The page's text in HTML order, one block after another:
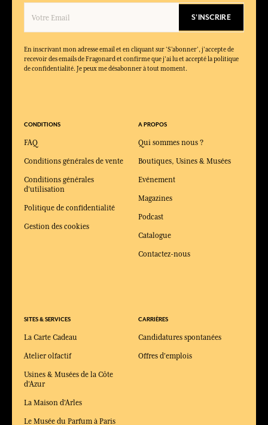
S'INSCRIRE
En inscrivant mon adresse email et en cliquant sur ‘S’abonner’, j'accepte de
recevoir des emails de Fragonard et confirme que j'ai lu et accepté la politique
de confidentialité. Je peux me désabonner à tout moment.
CONDITIONS
FAQ
Conditions générales de vente
Conditions générales
d'utilisation
Politique de confidentialité
Gestion des cookies
SITES & SERVICES
La Carte Cadeau
Atelier olfactif
Usines & Musées de la Côte
d'Azur
La Maison d'Arles
Le Musée du Parfum à Paris
A PROPOS
Qui sommes nous ?
Boutiques, Usines & Musées
Evénement
Magazines
Podcast
Catalogue
Contactez-nous
CARRIÈRES
Candidatures spontanées
Offres d'emplois